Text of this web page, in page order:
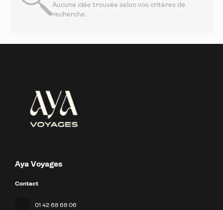
Aucune idée trouvée selon vos critères de
recherche.
Aya Voyages
Contact
01 42 68 68 06